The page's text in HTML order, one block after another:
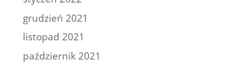
grudzień 2021
listopad 2021
październik 2021